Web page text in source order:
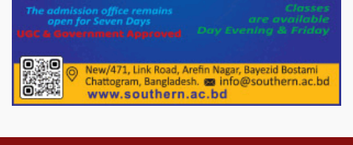
পাটগ্রামে চিকিৎসা সেবায় বীর মুক্তিযোদ্ধা দবির
উদ্দিন ফাউন্ডেশন
পাটগ্রামের দহগ্রাম ইউনিয়নের প্রধান সড়ক
ভেঙ্গে যোগাযোগ বিছিন্ন